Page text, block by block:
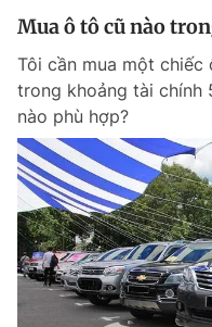
Mua ô tô cũ nào
Tôi cần mua một
trong khoảng tài chính
nào phù hợp?